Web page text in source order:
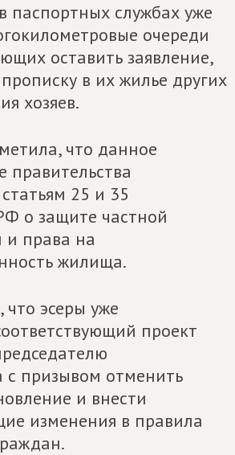
паспортных службах уже
очереди
оставить заявление,
в их жилье других
хозяев.
что данное
правительства
25 и 35
о защите частной
и права на
жилища.
эсеры уже
проект
с призывом отменить
и внести
изменения в правила